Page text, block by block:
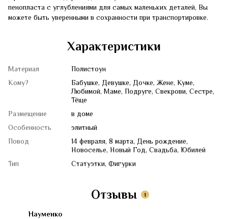
пенопласта с углублениями для самых маленьких деталей, Вы
можете быть уверенными в сохранности при транспортировке.
Характеристики
Материал
Полистоун
Кому?
Бабушке, Девушке, Дочке, Жене, Куме,
Любимой, Маме, Подруге, Свекрови, Сестре,
Тёще
Размещение
в доме
Особенность
элитный
Повод
14 февраля, 8 марта, День рождение,
Новоселье, Новый Год, Свадьба, Юбилей
Тип
Статуэтки, Фигурки
Отзывы 1
Науменко